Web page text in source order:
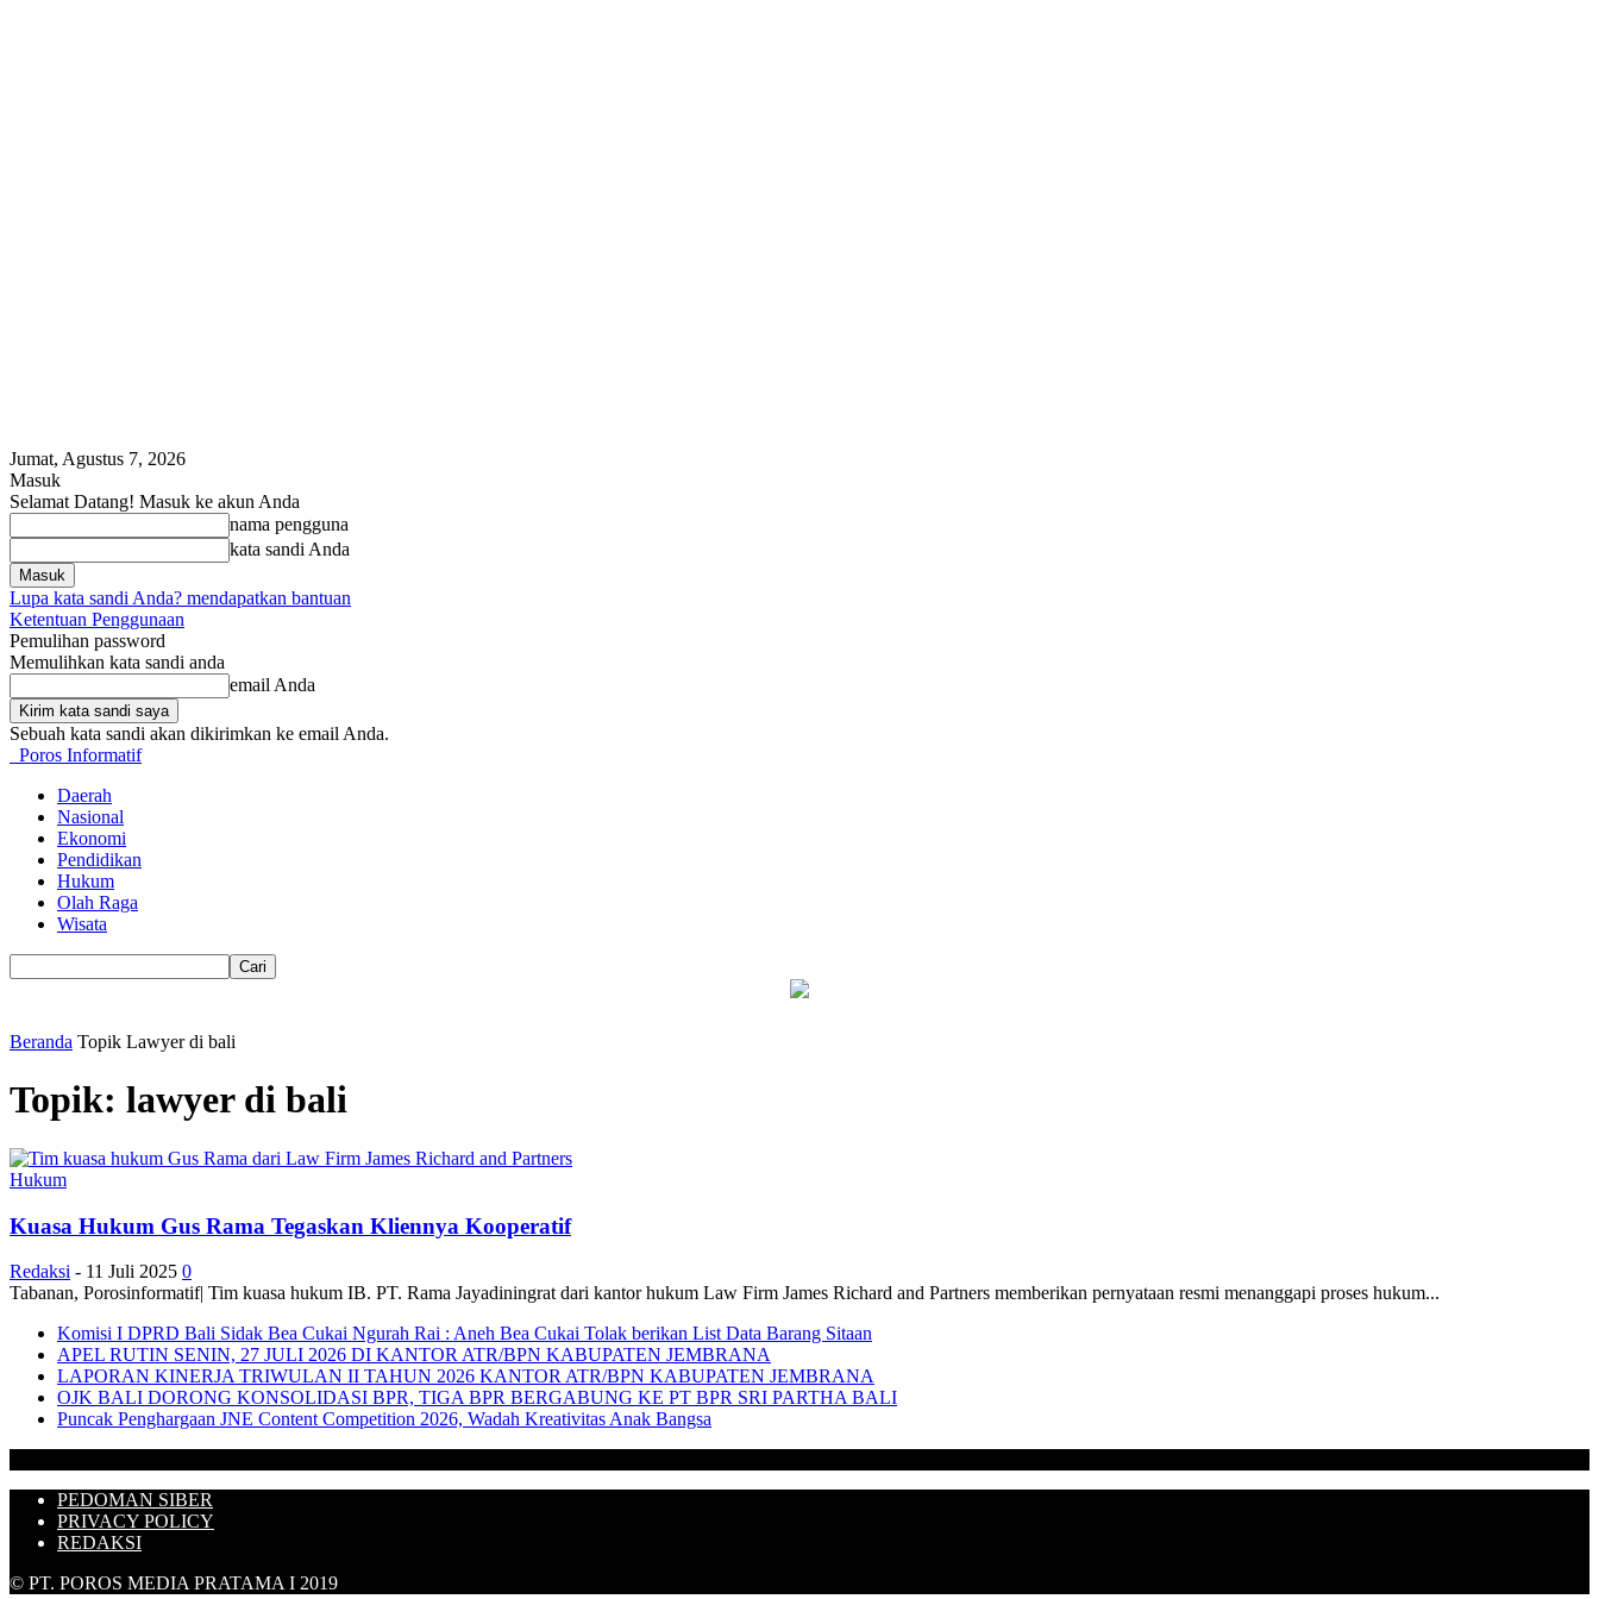
Jumat, Agustus 7, 2026
Masuk
Selamat Datang! Masuk ke akun Anda
nama pengguna
kata sandi Anda
Lupa kata sandi Anda? mendapatkan bantuan
Ketentuan Penggunaan
Pemulihan password
Memulihkan kata sandi anda
email Anda
Sebuah kata sandi akan dikirimkan ke email Anda.
Poros Informatif
Daerah
Nasional
Ekonomi
Pendidikan
Hukum
Olah Raga
Wisata
Beranda Topik Lawyer di bali
Topik: lawyer di bali
Hukum
Kuasa Hukum Gus Rama Tegaskan Kliennya Kooperatif
Redaksi - 11 Juli 2025 0
Tabanan, Porosinformatif| Tim kuasa hukum IB. PT. Rama Jayadiningrat dari kantor hukum Law Firm James Richard and Partners memberikan pernyataan resmi menanggapi proses hukum...
Komisi I DPRD Bali Sidak Bea Cukai Ngurah Rai : Aneh Bea Cukai Tolak berikan List Data Barang Sitaan
APEL RUTIN SENIN, 27 JULI 2026 DI KANTOR ATR/BPN KABUPATEN JEMBRANA
LAPORAN KINERJA TRIWULAN II TAHUN 2026 KANTOR ATR/BPN KABUPATEN JEMBRANA
OJK BALI DORONG KONSOLIDASI BPR, TIGA BPR BERGABUNG KE PT BPR SRI PARTHA BALI
Puncak Penghargaan JNE Content Competition 2026, Wadah Kreativitas Anak Bangsa
PEDOMAN SIBER
PRIVACY POLICY
REDAKSI
© PT. POROS MEDIA PRATAMA I 2019